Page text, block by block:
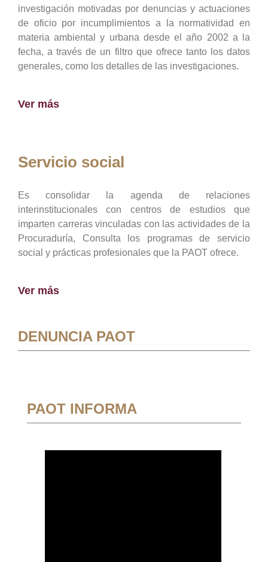
investigación motivadas por denuncias y actuaciones
de oficio por incumplimientos a la normatividad en
materia ambiental y urbana desde el año 2002 a la
fecha, a través de un filtro que ofrece tanto los datos
generales, como los detalles de las investigaciones.
Ver más
Servicio social
Es consolidar la agenda de relaciones
interinstitucionales con centros de estudios que
imparten carreras vinculadas con las actividades de la
Procuraduría, Consulta los programas de servicio
social y prácticas profesionales que la PAOT ofrece.
Ver más
DENUNCIA PAOT
PAOT INFORMA